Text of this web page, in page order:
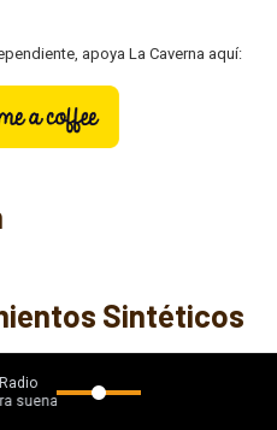
apoya La Caverna aquí:
Sintéticos
favoritos en tu plataforma